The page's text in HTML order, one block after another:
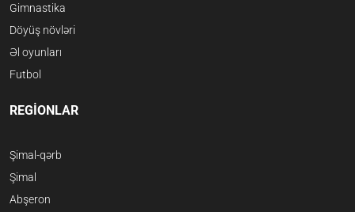
Gimnastika
Döyüş növləri
Əl oyunları
Futbol
REGİONLAR
Şimal-qərb
Şimal
Abşeron